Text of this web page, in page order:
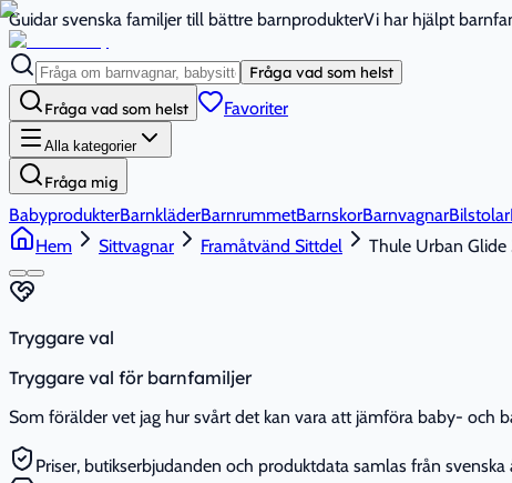
Guidar svenska familjer till bättre barnprodukterVi har hjälpt
Fråga vad som helst
Fråga vad som helst Favoriter
Alla kategorier
Fråga mig
BabyprodukterBarnkläderBarnrummetBarnskorBarnvagnarBilstolar
Hem
Sittvagnar Framåtvänd Sittdel Thule Urban Glide
Tryggare val
Tryggare val för barnfamiljer
Som förälder vet jag hur svårt det kan vara att jämföra baby- och
Priser, butikserbjudanden och produktdata samlas från svenska